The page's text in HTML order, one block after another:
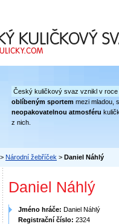
svaz
Český kuličkový svaz vznikl v roce
oblíbeným sportem mezi mladou,
neopakovatelnou atmosféru
z nich.
> Národní žebříček > Daniel Náhlý
Daniel Náhlý
Jméno hráče: Daniel Náhlý
Registrační číslo: 2324